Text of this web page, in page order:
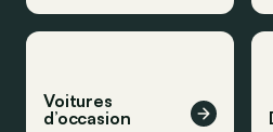
Voitures
d’occasion